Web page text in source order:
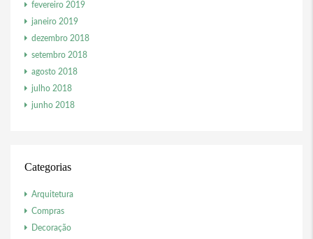
fevereiro 2019
janeiro 2019
dezembro 2018
setembro 2018
agosto 2018
julho 2018
junho 2018
Categorias
Arquitetura
Compras
Decoração